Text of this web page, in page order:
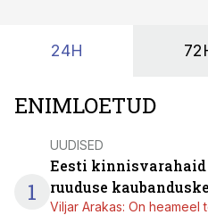
24H
ENIMLOETUD
1
UUDISED
Eesti kinnisvarahaid
ruuduse
Viljar Arakas: On